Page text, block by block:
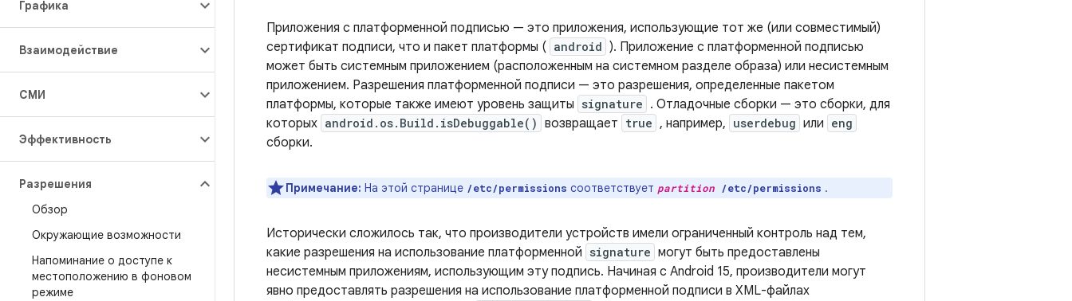
Графика
Взаимодействие
СМИ
Эффективность
Разрешения
Обзор
Окружающие возможности
Напоминание о доступе к
местоположению в фоновом
режиме
Приложения с платформенной подписью — это приложения, использующие тот же (или совместимый)
сертификат подписи, что и пакет платформы ( android ). Приложение с платформенной подписью
может быть системным приложением (расположенным на системном разделе образа) или несистемным
приложением. Разрешения платформенной подписи — это разрешения, определенные пакетом
платформы, которые также имеют уровень защиты signature . Отладочные сборки — это сборки, для
которых android.os.Build.isDebuggable() возвращает true , например, userdebug или eng
сборки.
Примечание: На этой странице /etc/permissions соответствует partition /etc/permissions .
Исторически сложилось так, что производители устройств имели ограниченный контроль над тем,
какие разрешения на использование платформенной signature могут быть предоставлены
несистемным приложениям, использующим эту подпись. Начиная с Android 15, производители могут
явно предоставлять разрешения на использование платформенной подписи в XML-файлах